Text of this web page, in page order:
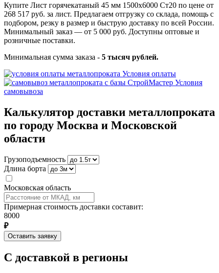
Купите Лист горячекатаный 45 мм 1500х6000 Ст20 по цене от
268 517 руб. за лист. Предлагаем отгрузку со склада, помощь с
подбором, резку в размер и быструю доставку по всей России.
Минимальный заказ — от 5 000 руб. Доступны оптовые и
розничные поставки.
Минимальная сумма заказа - 5 тысяч рублей.
Условия оплаты
Условия
самовывоза
Калькулятор доставки металлопроката
по городу Москва и Московской
области
Грузоподъемность
Длина борта
Московская область
Примерная стоимость доставки составит:
8000
₽
Оставить заявку
С доставкой в регионы